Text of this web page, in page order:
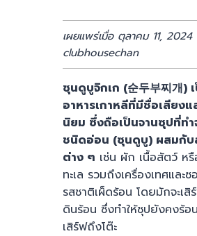
เผยแพร่เมื่อ ตุลาคม 11, 2024
clubhousechan
ซุนดูบูจิกเก (순두부찌개)
อาหารเกาหลีที่มีชื่อเสียงแ
นิยม ซึ่งถือเป็นจานซุปที่ทำ
ชนิดอ่อน (ซุนดูบู) ผสมกับ
ต่าง ๆ เช่น ผัก เนื้อสัตว์ หรื
ทะเล รวมถึงเครื่องเทศและซ
รสชาติเผ็ดร้อน โดยมักจะเสิ
ดินร้อน ซึ่งทำให้ซุปยังคงร้อน
เสิร์ฟถึงโต๊ะ